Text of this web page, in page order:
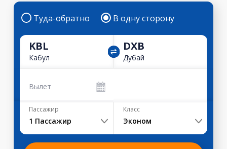
Туда-обратно В одну сторону
KBL
Кабул
DXB
Дубай
Вылет
Пассажир
1 Пассажир
Класс
Эконом